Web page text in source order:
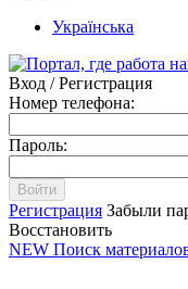
Українська
Вход / Регистрация
Номер телефона:
Пароль:
Войти
Регистрация Забыли
Восстановить
NEW Поиск